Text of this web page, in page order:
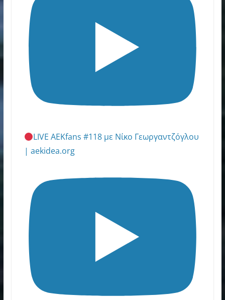
LIVE AEKfans #118 με Νίκο Γεωργαντζόγλου
| aekidea.org